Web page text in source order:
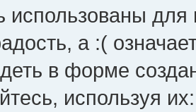
использованы
а :(
в форме
используя